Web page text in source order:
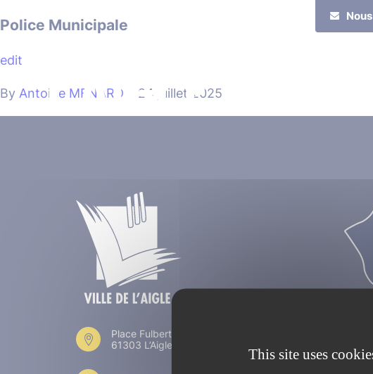
Police Municipale
edit
By Antoine MENARD 24 juillet 2025
Place Fulbert de Beina
61303 L’Aigle
This site uses